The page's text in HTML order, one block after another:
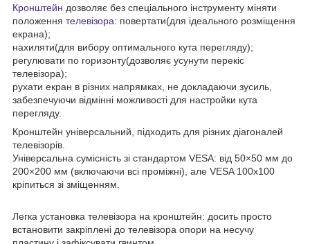
Кронштейн дозволяє без спеціального інструменту міняти
положення телевізора: повертати(для ідеального розміщення
екрана);
нахиляти(для вибору оптимального кута перегляду);
регулювати по горизонту(дозволяє усунути перекіс
телевізора);
​рухати екран в різних напрямках, не докладаючи зусиль,
забезпечуючи відмінні можливості для настройки кута
перегляду.
Кронштейн універсальний, підходить для різних діагоналей
телевізорів.
Універсальна сумісність зі стандартом VESA: від 50×50 мм до
200×200 мм (включаючи всі проміжні), але VESA 100х100
кріпиться зі зміщенням.
Легка установка телевізора на кронштейн: досить просто
встановити закріплені до телевізора опори на несучу